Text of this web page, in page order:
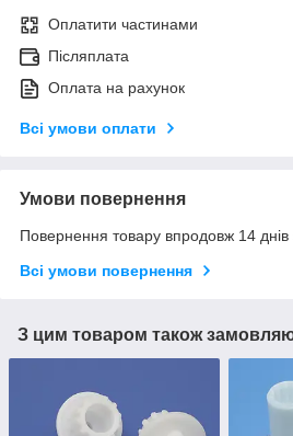
Оплатити частинами
Післяплата
Оплата на рахунок
Всі умови оплати
Умови повернення
Повернення товару впродовж 14 днів
Всі умови повернення
З цим товаром також